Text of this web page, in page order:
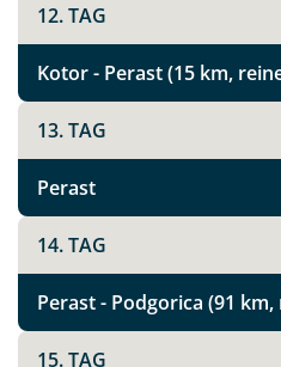
WhatsApp
Telegram
per E-Mail senden
Link kopieren
12. TAG
Kotor - Perast (15 km,
13. TAG
Perast
14. TAG
Perast - Podgorica (91
15. TAG